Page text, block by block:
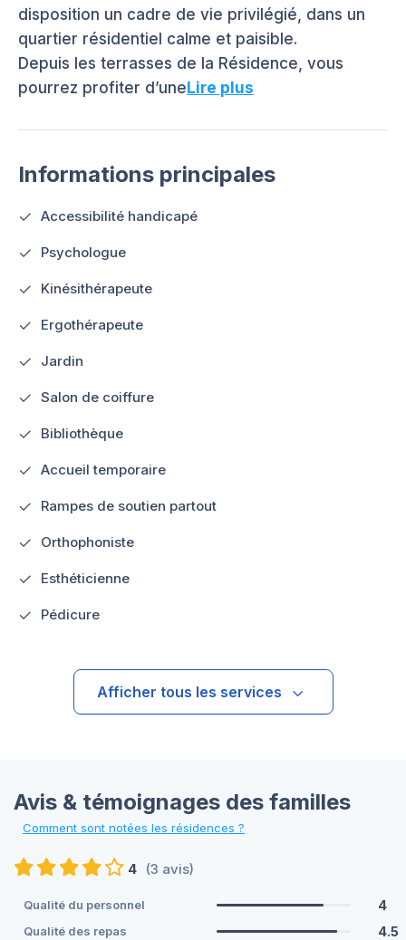
disposition un cadre de vie privilégié, dans un
quartier résidentiel calme et paisible.
Depuis les terrasses de la Résidence, vous
pourrez profiter d’uneLire plus
Informations principales
Accessibilité handicapé
Psychologue
Kinésithérapeute
Ergothérapeute
Jardin
Salon de coiffure
Bibliothèque
Accueil temporaire
Rampes de soutien partout
Orthophoniste
Esthéticienne
Pédicure
Afficher tous les services
Avis & témoignages des familles
Comment sont notées les résidences ?
4 (3 avis)
Qualité du personnel 4
Qualité des repas 4.5